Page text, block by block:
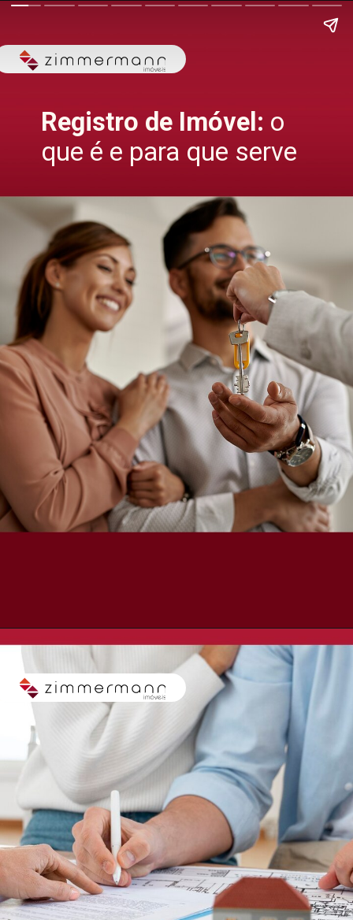
Registro de Imóvel: o
que é e para que serve